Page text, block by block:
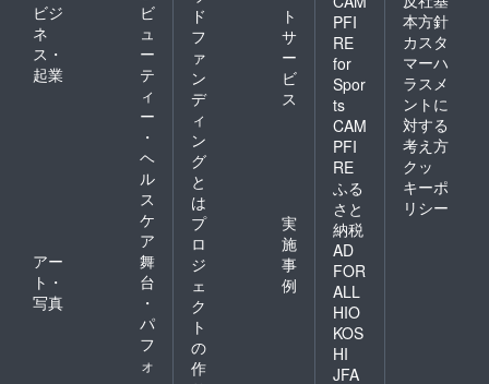
ビジ
ネ
ス・
起業
ビ
ュ
ー
テ
ィ
ー
・
ヘ
ル
ス
ケ
ア
アー
ト・
写真
舞
台
・
パ
フ
ォ
ド
フ
ァ
ン
デ
ィ
ン
グ
と
は
ト
サ
ー
ビ
ス
プ
ロ
ジ
ェ
ク
ト
の
作
実
施
事
例
PFI
RE
for
Spor
ts
CAM
PFI
RE
ふる
さと
納税
AD
FOR
ALL
HIO
KOS
HI
JFA
本方針
カスタ
マーハ
ラスメ
ントに
対する
考え方
クッ
キーポ
リシー